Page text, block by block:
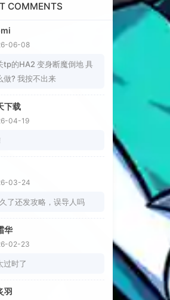
COMMENTS
06-08
tp的HA2 变身断魔倒地 具
做? 我按不出来
下载
04-19
03-24
了还发攻略，误导人吗
华
02-23
过时了
羽